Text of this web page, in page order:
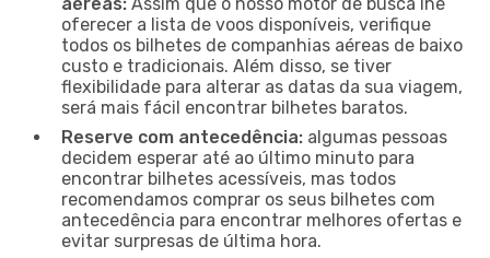
oferecer a lista de voos disponíveis, verifique
todos os bilhetes de companhias aéreas de baixo
custo e tradicionais. Além disso, se tiver
flexibilidade para alterar as datas da sua viagem,
será mais fácil encontrar bilhetes baratos.
Reserve com antecedência: algumas pessoas
decidem esperar até ao último minuto para
encontrar bilhetes acessíveis, mas todos
recomendamos comprar os seus bilhetes com
antecedência para encontrar melhores ofertas e
evitar surpresas de última hora.